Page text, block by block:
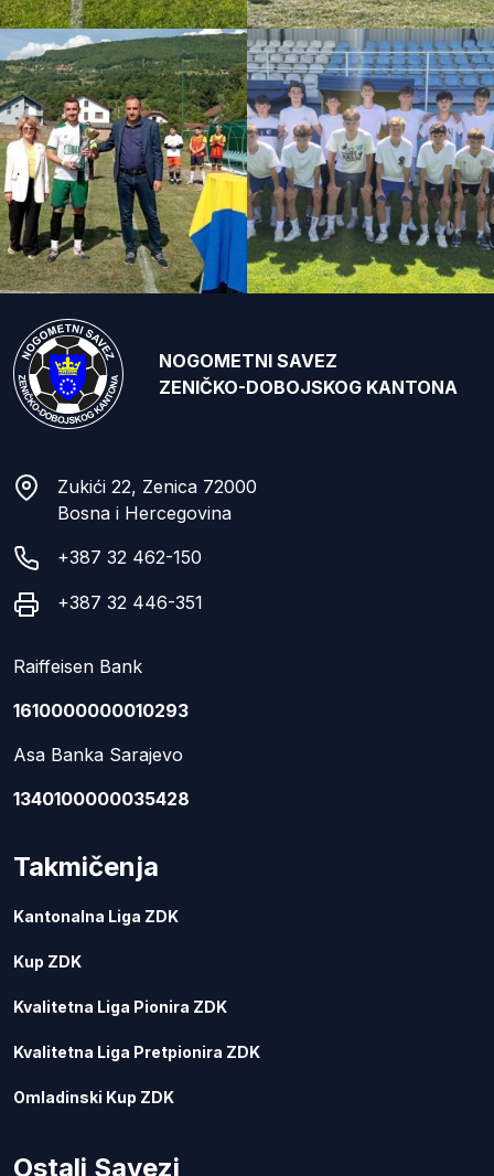
NOGOMETNI SAVEZ
ZENIČKO-DOBOJSKOG KANTONA
Zukići 22, Zenica 72000
Bosna i Hercegovina
+387 32 462-150
+387 32 446-351
Raiffeisen Bank
1610000000010293
Asa Banka Sarajevo
1340100000035428
Takmičenja
Kantonalna Liga ZDK
Kup ZDK
Kvalitetna Liga Pionira ZDK
Kvalitetna Liga Pretpionira ZDK
Omladinski Kup ZDK
Ostali Savezi